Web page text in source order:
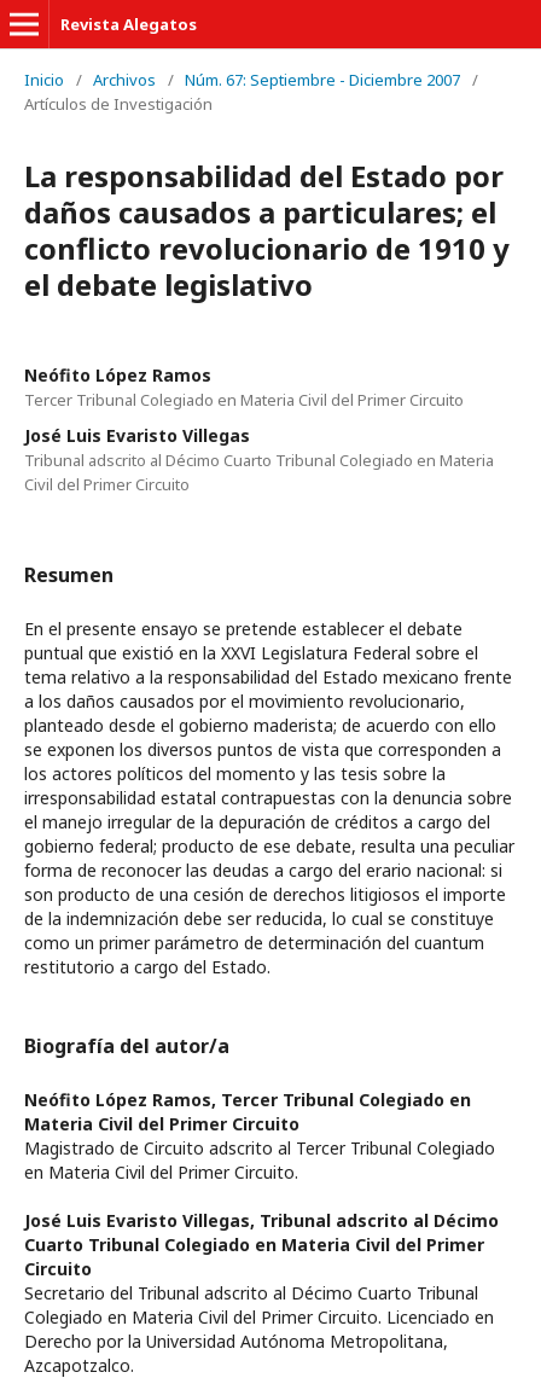
Revista Alegatos
Inicio / Archivos / Núm. 67: Septiembre - Diciembre 2007 /
Artículos de Investigación
La responsabilidad del Estado por
daños causados a particulares; el
conflicto revolucionario de 1910 y
el debate legislativo
Neófito López Ramos
Tercer Tribunal Colegiado en Materia Civil del Primer Circuito
José Luis Evaristo Villegas
Tribunal adscrito al Décimo Cuarto Tribunal Colegiado en Materia
Civil del Primer Circuito
Resumen
En el presente ensayo se pretende establecer el debate
puntual que existió en la XXVI Legislatura Federal sobre el
tema relativo a la responsabilidad del Estado mexicano frente
a los daños causados por el movimiento revolucionario,
planteado desde el gobierno maderista; de acuerdo con ello
se exponen los diversos puntos de vista que corresponden a
los actores políticos del momento y las tesis sobre la
irresponsabilidad estatal contrapuestas con la denuncia sobre
el manejo irregular de la depuración de créditos a cargo del
gobierno federal; producto de ese debate, resulta una peculiar
forma de reconocer las deudas a cargo del erario nacional: si
son producto de una cesión de derechos litigiosos el importe
de la indemnización debe ser reducida, lo cual se constituye
como un primer parámetro de determinación del cuantum
restitutorio a cargo del Estado.
Biografía del autor/a
Neófito López Ramos, Tercer Tribunal Colegiado en
Materia Civil del Primer Circuito
Magistrado de Circuito adscrito al Tercer Tribunal Colegiado
en Materia Civil del Primer Circuito.
José Luis Evaristo Villegas, Tribunal adscrito al Décimo
Cuarto Tribunal Colegiado en Materia Civil del Primer
Circuito
Secretario del Tribunal adscrito al Décimo Cuarto Tribunal
Colegiado en Materia Civil del Primer Circuito. Licenciado en
Derecho por la Universidad Autónoma Metropolitana,
Azcapotzalco.